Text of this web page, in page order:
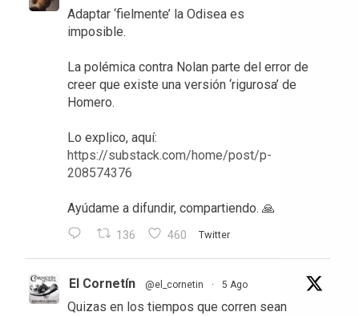
Adaptar ‘fielmente’ la Odisea es
imposible.
La polémica contra Nolan parte del error de
creer que existe una versión ‘rigurosa’ de
Homero.
Lo explico, aquí:
https://substack.com/home/post/p-
208574376
Ayúdame a difundir, compartiendo. 🙏
136 460 Twitter
El Cornetín @el_cornetin · 5 Ago
Quizas en los tiempos que corren sean